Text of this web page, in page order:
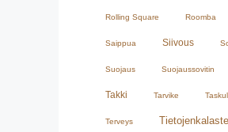
Rolling Square Roomba
Saippua Siivous
Suojaus Suojaussovitin
Takki Tarvike
Terveys